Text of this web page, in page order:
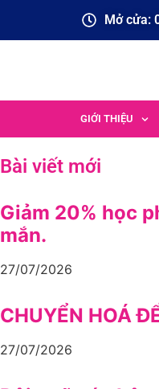
Mở cửa:
GIỚI THIỆU
Bài viết mới
Giảm 20% học
mắn.
27/07/2026
CHUYỂN HOÁ
27/07/2026